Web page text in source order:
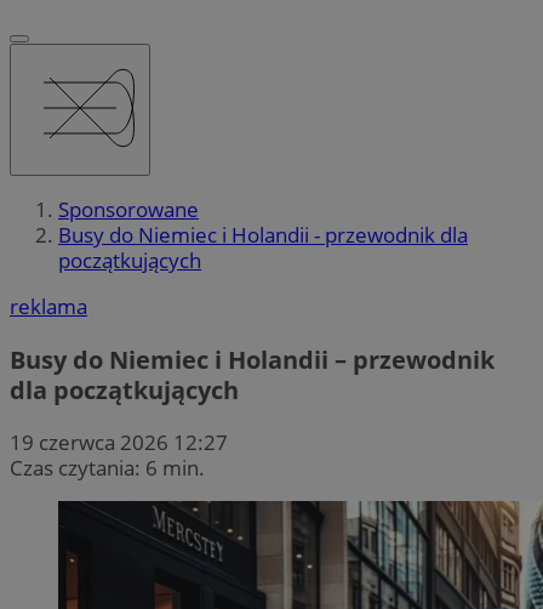
Sponsorowane
Busy do Niemiec i Holandii - przewodnik dla
początkujących
reklama
Busy do Niemiec i Holandii – przewodnik
dla początkujących
19 czerwca 2026 12:27
Czas czytania: 6 min.